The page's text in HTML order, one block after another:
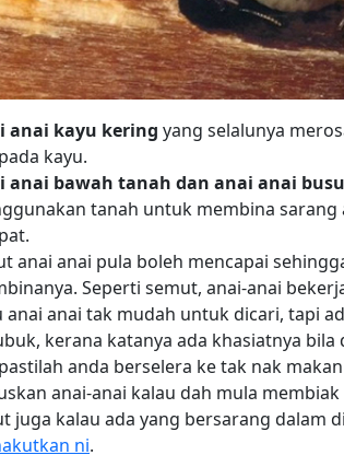
anai kayu kering yang selalunya
kayu.
anai bawah tanah dan anai anai
tanah untuk membina
anai anai pula boleh mencapai
Seperti semut, anai-anai
anai anai tak mudah untuk dicari, tapi
kerana katanya ada khasiatnya bila
anda berselera ke tak nak
anai-anai kalau dah mula
juga kalau ada yang bersarang dalam
ni.